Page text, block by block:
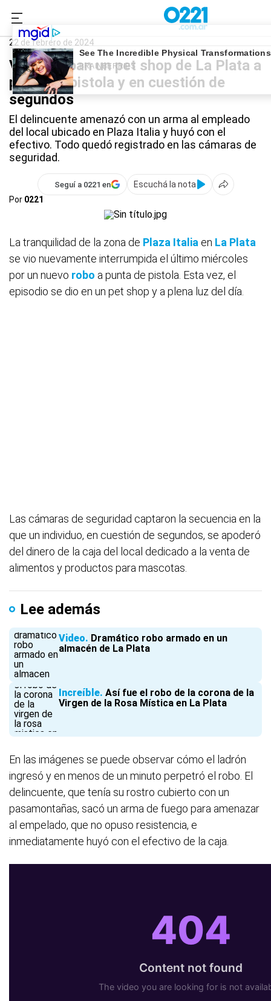
0221.com.ar
22 de febrero de 2024
Video: roban un pet shop de La Plata a
punta de pistola y en cuestión de
segundos
El delincuente amenazó con un arma al empleado
del local ubicado en Plaza Italia y huyó con el
efectivo. Todo quedó registrado en las cámaras de
seguridad.
Seguí a 0221 en
Escuchá la nota
Por 0221
La tranquilidad de la zona de Plaza Italia en La Plata
se vio nuevamente interrumpida el último miércoles
por un nuevo robo a punta de pistola. Esta vez, el
episodio se dio en un pet shop y a plena luz del día.
Las cámaras de seguridad captaron la secuencia en la
que un individuo, en cuestión de segundos, se apoderó
del dinero de la caja del local dedicado a la venta de
alimentos y productos para mascotas.
Lee además
Video Dramático robo armado en un
almacén de La Plata
Increíble Así fue el robo de la corona de la
Virgen de la Rosa Mística en La Plata
En las imágenes se puede observar cómo el ladrón
ingresó y en menos de un minuto perpetró el robo. El
delincuente, que tenía su rostro cubierto con un
pasamontañas, sacó un arma de fuego para amenazar
al empelado, que no opuso resistencia, e
inmediatamente huyó con el efectivo de la caja.